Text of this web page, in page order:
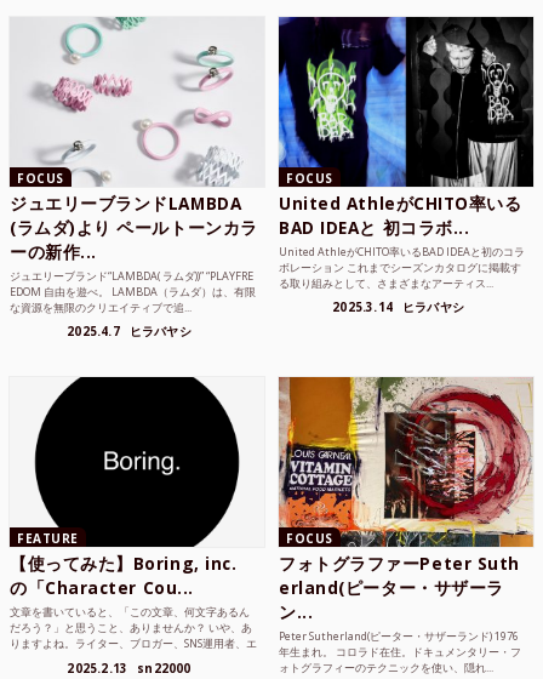
FOCUS
ジュエリーブランドLAMBDA
(ラムダ)より ペールトーンカラ
ーの新作...
ジュエリーブランド“LAMBDA( ラムダ))” “PLAYFRE
EDOM 自由を遊べ。 LAMBDA（ラムダ）は、有限
な資源を無限のクリエイティブで追...
2025.4.7 ヒラバヤシ
FOCUS
United AthleがCHITO率いる
BAD IDEAと 初コラボ...
United AthleがCHITO率いるBAD IDEAと初のコラ
ボレーション これまでシーズンカタログに掲載す
る取り組みとして、さまざまなアーティス...
2025.3.14 ヒラバヤシ
FEATURE
【使ってみた】Boring, inc.
の「Character Cou...
文章を書いていると、「この文章、何文字あるん
だろう？」と思うこと、ありませんか？ いや、あ
りますよね。ライター、ブロガー、SNS運用者、エ
2025.2.13 sn22000
FOCUS
フォトグラファーPeter Suth
erland(ピーター・サザーラ
ン...
Peter Sutherland(ピーター・サザーランド) 1976
年生まれ。 コロラド在住。ドキュメンタリー・フ
ォトグラフィーのテクニックを使い、隠れ...